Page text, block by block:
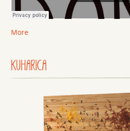
More
KUHARICA